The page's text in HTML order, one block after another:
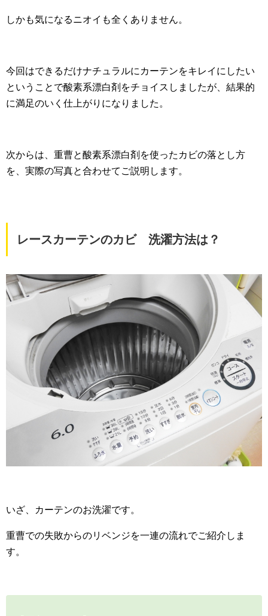
しかも気になるニオイも全くありません。
今回はできるだけナチュラルにカーテンをキレイにしたい
ということで酸素系漂白剤をチョイスしましたが、結果的
に満足のいく仕上がりになりました。
次からは、重曹と酸素系漂白剤を使ったカビの落とし方
を、実際の写真と合わせてご説明します。
レースカーテンのカビ 洗濯方法は？
いざ、カーテンのお洗濯です。
重曹での失敗からのリベンジを一連の流れでご紹介しま
す。